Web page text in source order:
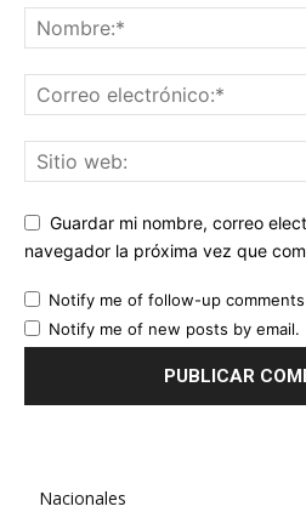
Guardar mi nombre, correo
navegador la próxima vez que
Notify me of follow-up comments
Notify me of new posts by email.
Nacionales